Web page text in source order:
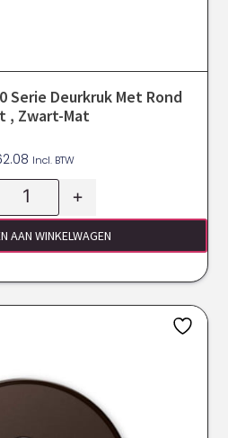
Serie Deurkruk Met Rond
, Zwart-Mat
Incl. BTW
+
AAN WINKELWAGEN